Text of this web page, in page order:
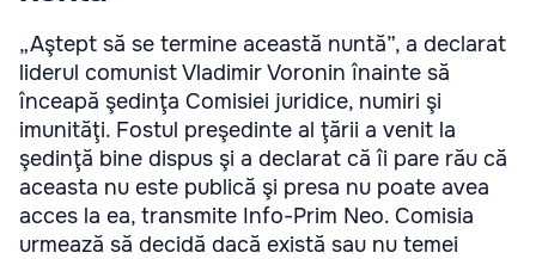
„Aştept să se termine această nuntă”, a declarat
liderul comunist Vladimir Voronin înainte să
înceapă şedinţa Comisiei juridice, numiri şi
imunităţi. Fostul preşedinte al ţării a venit la
şedinţă bine dispus şi a declarat că îi pare rău că
aceasta nu este publică şi presa nu poate avea
acces la ea, transmite Info-Prim Neo. Comisia
urmează să decidă dacă există sau nu temei